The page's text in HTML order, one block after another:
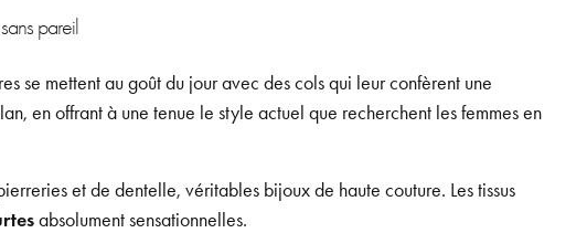
pareil
se mettent au goût du jour avec des cols qui leur confèrent une
en offrant à une tenue le style actuel que recherchent les femmes en
et de dentelle, véritables bijoux de haute couture. Les tissus
absolument sensationnelles.